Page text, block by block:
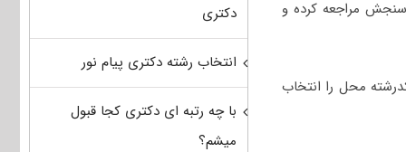
مراجعه کرده و
می‌تواند حداکثر ۵۰ کدرشته محل را انتخاب
دکتری
انتخاب رشته دکتری پیام نور
با چه رتبه ای دکتری کجا قبول
میشم؟